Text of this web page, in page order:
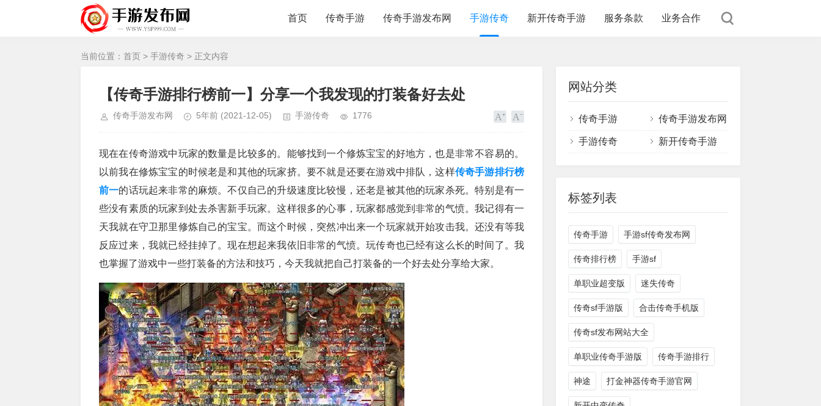
首页 传奇手游 传奇手游发布网 手游传奇 新开传奇手游 服务条款 业务合作
当前位置： 首页 > 手游传奇 > 正文内容
【传奇手游排行榜前一】分享一个我发现的打装备好去处
传奇手游发布网 5年前 (2021-12-05) 手游传奇 1776
现在在传奇游戏中玩家的数量是比较多的。能够找到一个修炼宝宝的好地方，也是非常不容易的。
以前我在修炼宝宝的时候老是和其他的玩家挤。要不就是还要在游戏中排队，这样传奇手游排行榜
前一的话玩起来非常的麻烦。不仅自己的升级速度比较慢，还老是被其他的玩家杀死。特别是有一
些没有素质的玩家到处去杀害新手玩家。这样很多的心事，玩家都感觉到非常的气愤。我记得有一
天我就在守卫那里修炼自己的宝宝。而这个时候，突然冲出来一个玩家就开始攻击我。还没有等我
反应过来，我就已经挂掉了。现在想起来我依旧非常的气愤。玩传奇也已经有这么长的时间了。我
也掌握了游戏中一些打装备的方法和技巧，今天我就把自己打装备的一个好去处分享给大家。
网站分类
传奇手游 传奇手游发布网
手游传奇 新开传奇手游
标签列表
传奇手游 手游sf传奇发布网
传奇排行榜 手游sf
单职业超变版 迷失传奇
传奇sf手游版 合击传奇手机版
传奇sf发布网站大全
单职业传奇手游版 传奇手游排行
神途 打金神器传奇手游官网